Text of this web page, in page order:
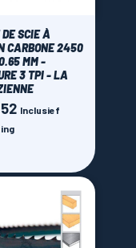
SCIE À
CARBONE 2450
MM -
3 TPI - LA
Inclusief